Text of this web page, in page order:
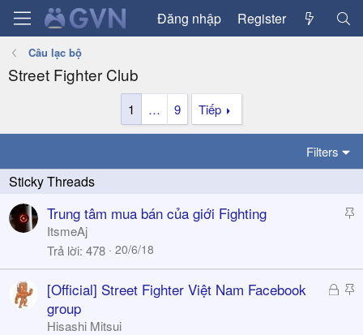
Đăng nhập Register
Câu lạc bộ
Street Fighter Club
1 … 9 Tiếp
Filters
S
c
k
Trung tâm mua bán của giới Fighting
ItsmeAj
Trả lời 478 20/6/18
Đ S
[Official] Street Fighter Việt Nam Facebook
group
Hisashi Mitsui